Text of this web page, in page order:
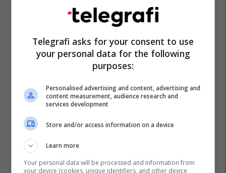
Telegrafi asks for your consent to use
your personal data for the following
purposes:
Personalised advertising and content, advertising and
content measurement, audience research and
services development
Store and/or access information on a device
Learn more
Your personal data will be processed and information from
your device (cookies, unique identifiers, and other device